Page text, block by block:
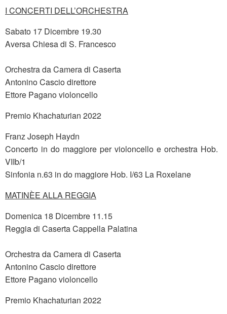
I CONCERTI DELL’ORCHESTRA
Sabato 17 Dicembre 19.30
Aversa Chiesa di S. Francesco
Orchestra da Camera di Caserta
Antonino Cascio direttore
Ettore Pagano violoncello
Premio Khachaturian 2022
Franz Joseph Haydn
Concerto in do maggiore per violoncello e orchestra Hob.
VIIb/1
Sinfonia n.63 in do maggiore Hob. I/63 La Roxelane
MATINÈE ALLA REGGIA
Domenica 18 Dicembre 11.15
Reggia di Caserta Cappella Palatina
Orchestra da Camera di Caserta
Antonino Cascio direttore
Ettore Pagano violoncello
Premio Khachaturian 2022